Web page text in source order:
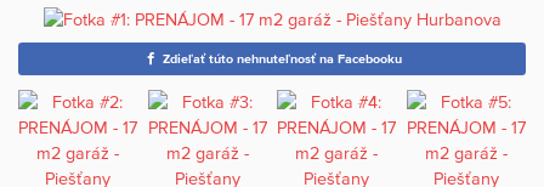
Zdieľať túto nehnuteľnosť na Facebooku